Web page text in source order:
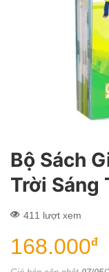
Bộ Sách
Trời Sáng
411 lượt xem
168.000đ